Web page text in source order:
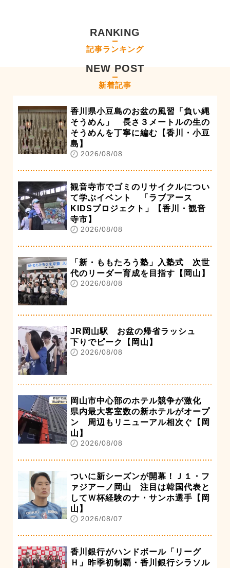
RANKING
記事ランキング
NEW POST
新着記事
香川県小豆島のお盆の風習「負い縄
そうめん」 長さ３メートルの生の
そうめんを丁寧に編む【香川・小豆
島】
2026/08/08
観音寺市でゴミのリサイクルについ
て学ぶイベント 「ラブアース
KIDSプロジェクト」【香川・観音
寺市】
2026/08/08
「新・ももたろう塾」入塾式 次世
代のリーダー育成を目指す【岡山】
2026/08/08
JR岡山駅 お盆の帰省ラッシュ
下りでピーク【岡山】
2026/08/08
岡山市中心部のホテル競争が激化
県内最大客室数の新ホテルがオープ
ン 周辺もリニューアル相次ぐ【岡
山】
2026/08/08
ついに新シーズンが開幕！Ｊ１・フ
ァジアーノ岡山 注目は韓国代表と
してＷ杯経験のナ・サンホ選手【岡
山】
2026/08/07
香川銀行がハンドボール「リーグ
Ｈ」昨季初制覇・香川銀行シラソル